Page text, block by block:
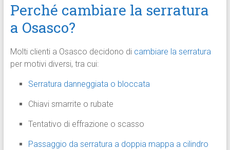
Perché cambiare la serratura
a Osasco?
Molti clienti a Osasco decidono di cambiare la serratura
per motivi diversi, tra cui:
Serratura danneggiata o bloccata
Chiavi smarrite o rubate
Tentativo di effrazione o scasso
Passaggio da serratura a doppia mappa a cilindro